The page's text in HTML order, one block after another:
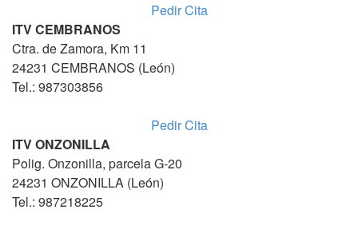
Pedir Cita
ITV CEMBRANOS
Ctra. de Zamora, Km 11
24231 CEMBRANOS (León)
Tel.: 987303856
Pedir Cita
ITV ONZONILLA
Polig. Onzonilla, parcela G-20
24231 ONZONILLA (León)
Tel.: 987218225